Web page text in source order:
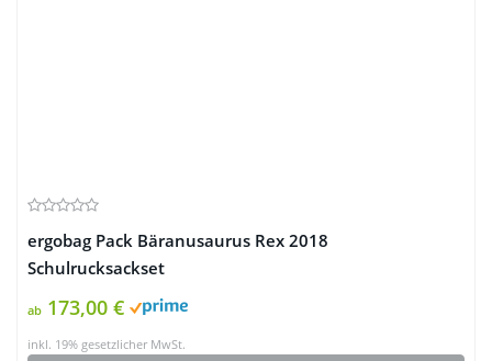
ergobag Pack Bäranusaurus Rex 2018
Schulrucksackset
ab 173,00 €
inkl. 19% gesetzlicher MwSt.